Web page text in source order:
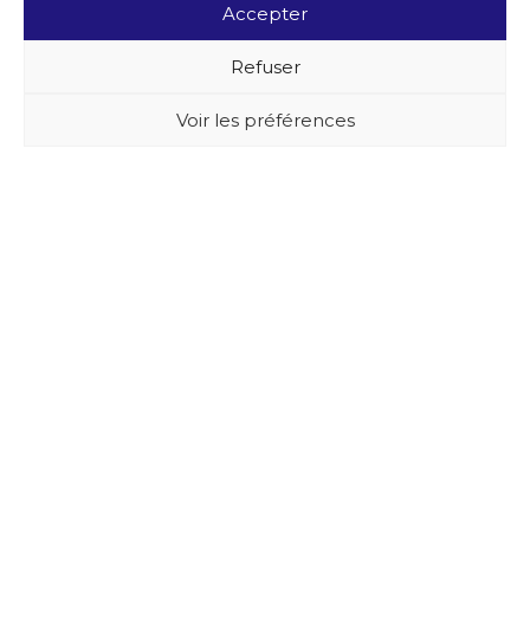
Accepter
Refuser
Voir les préférences